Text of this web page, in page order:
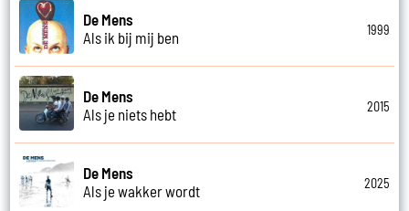
De Mens
Als ik bij mij ben
1999
De Mens
Als je niets hebt
2015
De Mens
Als je wakker wordt
2025